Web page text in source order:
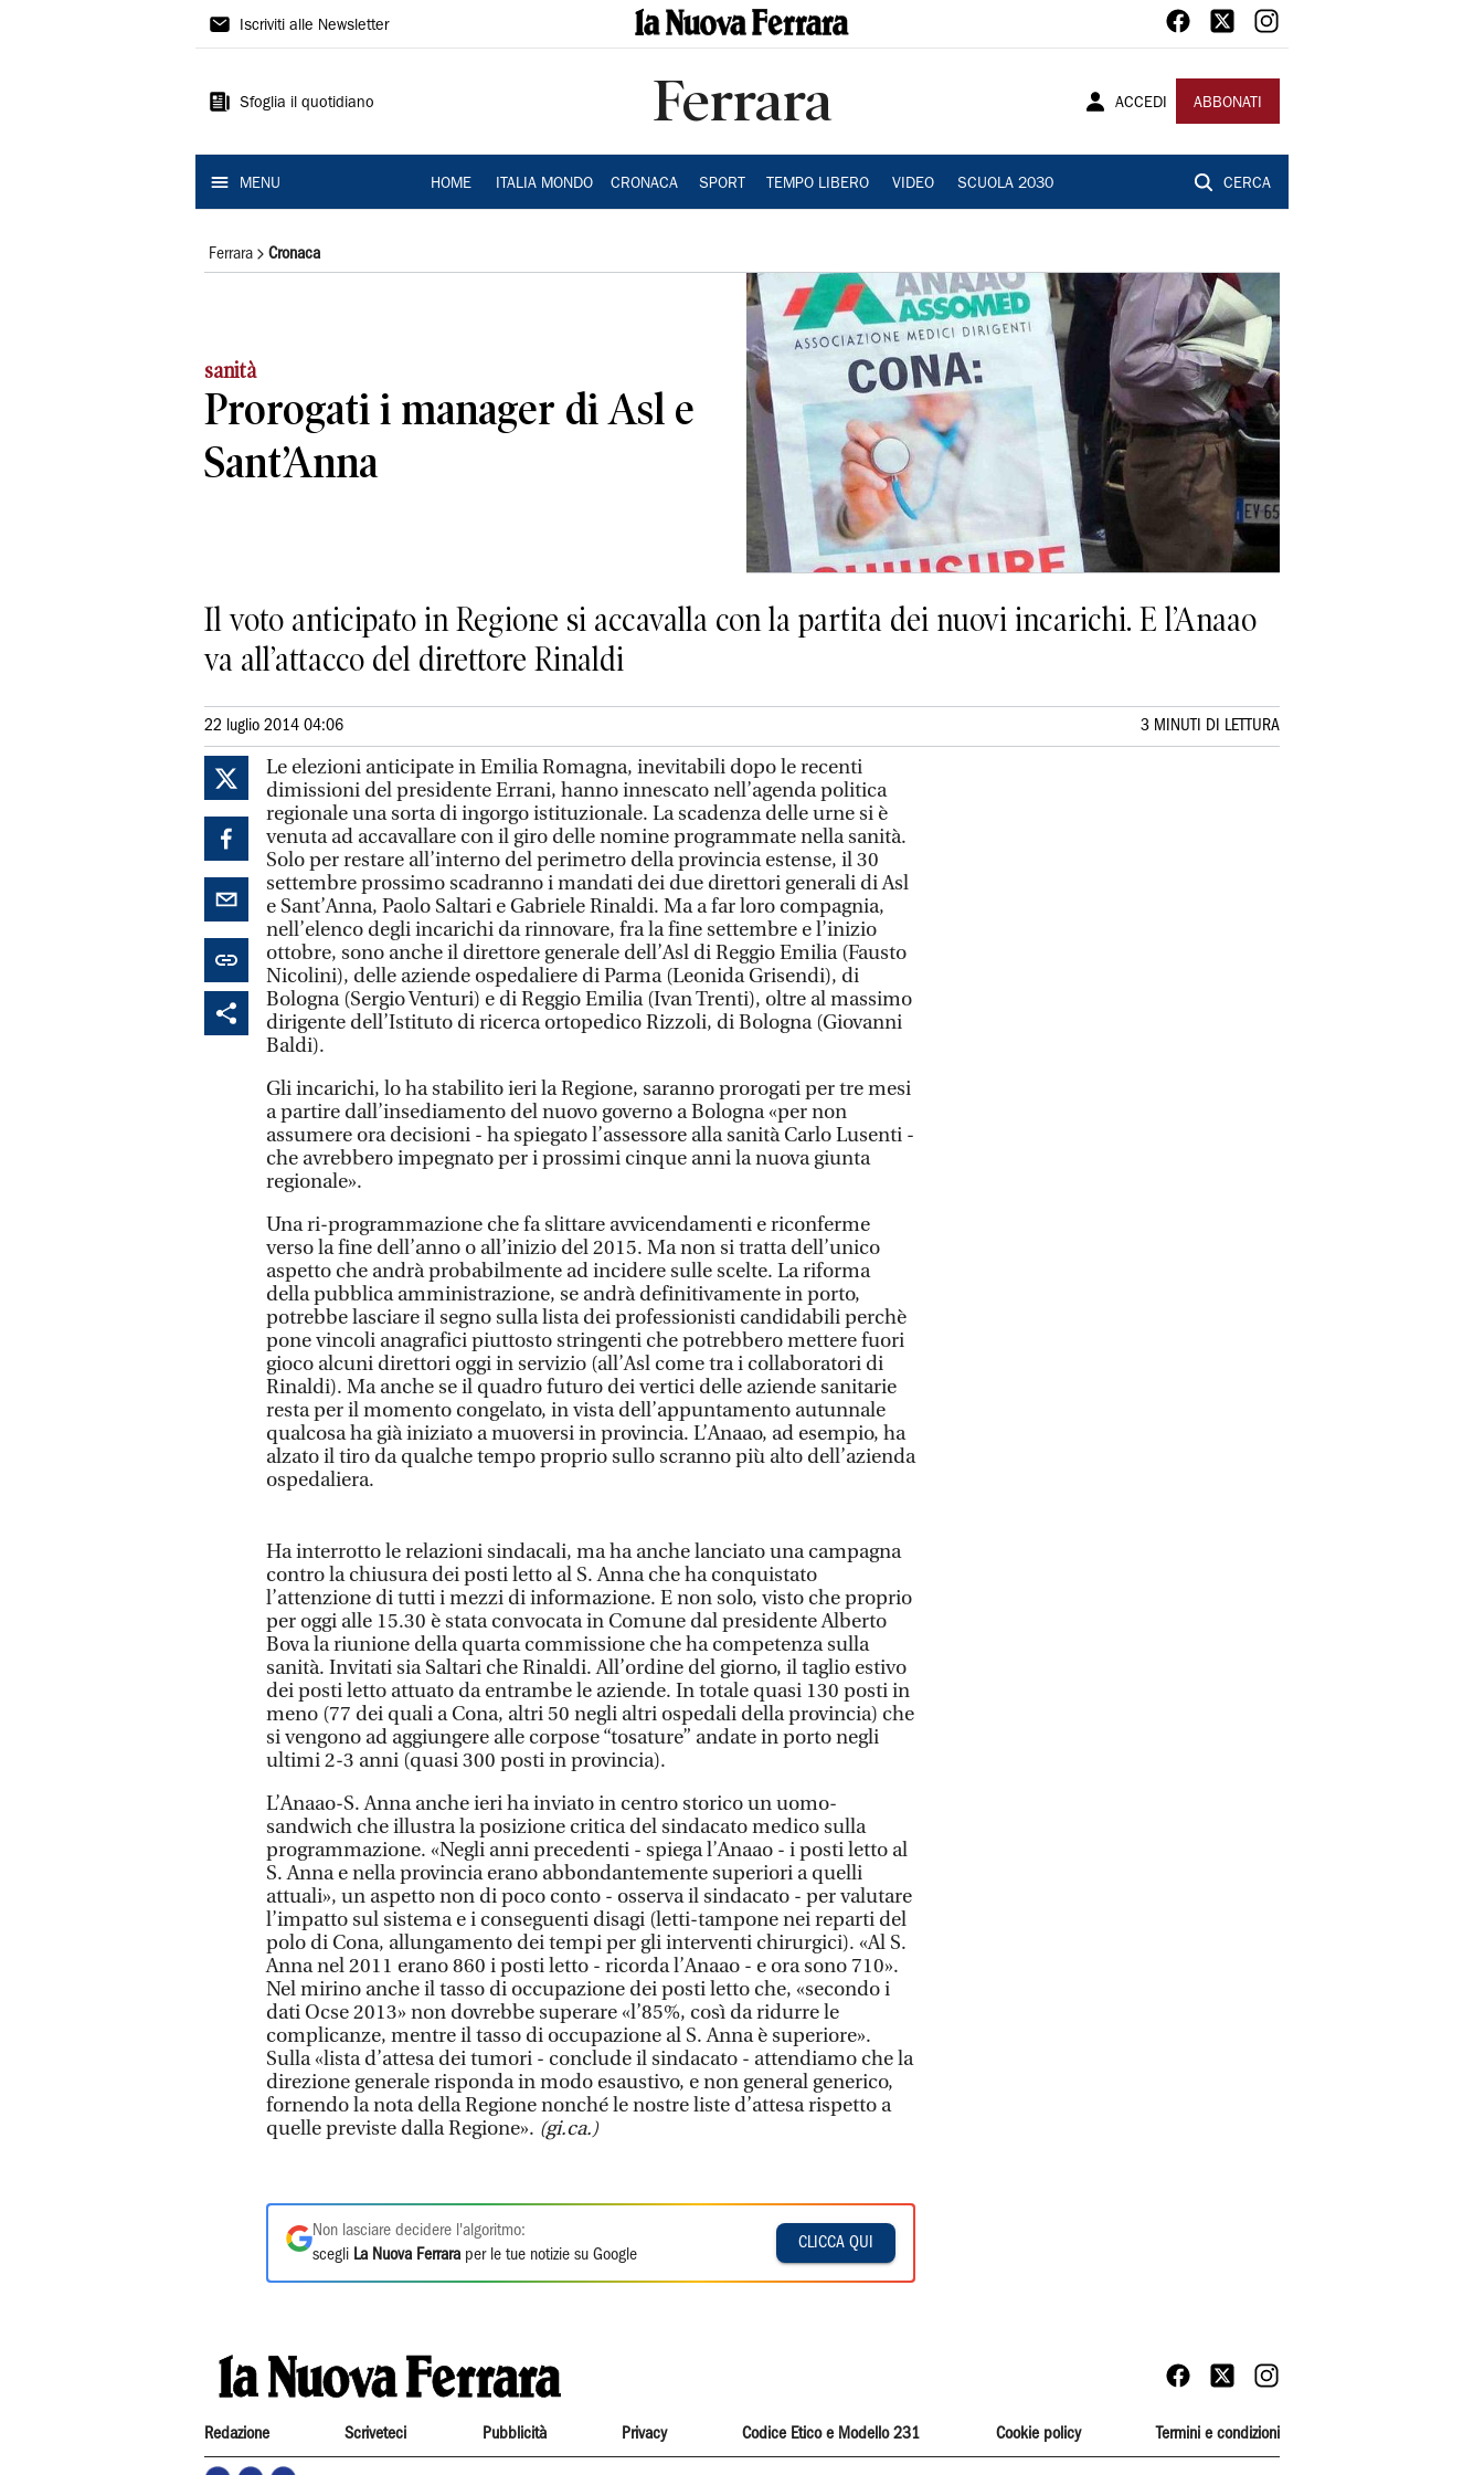
La
Ferrara
Iscriviti alle Newsletter
Sfoglia il quotidiano Ferrara ACCEDI ABBONATI
MENU HOME ITALIA MONDO CRONACA SPORT TEMPO LIBERO VIDEO SCUOLA 2030 CERCA
Ferrara Cronaca
sanità
Prorogati i manager di Asl e
Sant’Anna
Il voto anticipato in Regione si accavalla con la partita dei nuovi incarichi. E l’Anaao
va all’attacco del direttore Rinaldi
22 luglio 2014 04:06 3 MINUTI DI LETTURA
Le elezioni anticipate in Emilia Romagna, inevitabili dopo le recenti
dimissioni del presidente Errani, hanno innescato nell’agenda politica
regionale una sorta di ingorgo istituzionale. La scadenza delle urne si è
venuta ad accavallare con il giro delle nomine programmate nella sanità.
Solo per restare all’interno del perimetro della provincia estense, il 30
settembre prossimo scadranno i mandati dei due direttori generali di Asl
e Sant’Anna, Paolo Saltari e Gabriele Rinaldi. Ma a far loro compagnia,
nell’elenco degli incarichi da rinnovare, fra la fine settembre e l’inizio
ottobre, sono anche il direttore generale dell’Asl di Reggio Emilia (Fausto
Nicolini), delle aziende ospedaliere di Parma (Leonida Grisendi), di
Bologna (Sergio Venturi) e di Reggio Emilia (Ivan Trenti), oltre al massimo
dirigente dell’Istituto di ricerca ortopedico Rizzoli, di Bologna (Giovanni
Baldi).
Gli incarichi, lo ha stabilito ieri la Regione, saranno prorogati per tre mesi
a partire dall’insediamento del nuovo governo a Bologna «per non
assumere ora decisioni - ha spiegato l’assessore alla sanità Carlo Lusenti -
che avrebbero impegnato per i prossimi cinque anni la nuova giunta
regionale».
Una ri-programmazione che fa slittare avvicendamenti e riconferme
verso la fine dell’anno o all’inizio del 2015. Ma non si tratta dell’unico
aspetto che andrà probabilmente ad incidere sulle scelte. La riforma
della pubblica amministrazione, se andrà definitivamente in porto,
potrebbe lasciare il segno sulla lista dei professionisti candidabili perchè
pone vincoli anagrafici piuttosto stringenti che potrebbero mettere fuori
gioco alcuni direttori oggi in servizio (all’Asl come tra i collaboratori di
Rinaldi). Ma anche se il quadro futuro dei vertici delle aziende sanitarie
resta per il momento congelato, in vista dell’appuntamento autunnale
qualcosa ha già iniziato a muoversi in provincia. L’Anaao, ad esempio, ha
alzato il tiro da qualche tempo proprio sullo scranno più alto dell’azienda
ospedaliera.
Ha interrotto le relazioni sindacali, ma ha anche lanciato una campagna
contro la chiusura dei posti letto al S. Anna che ha conquistato
l’attenzione di tutti i mezzi di informazione. E non solo, visto che proprio
per oggi alle 15.30 è stata convocata in Comune dal presidente Alberto
Bova la riunione della quarta commissione che ha competenza sulla
sanità. Invitati sia Saltari che Rinaldi. All’ordine del giorno, il taglio estivo
dei posti letto attuato da entrambe le aziende. In totale quasi 130 posti in
meno (77 dei quali a Cona, altri 50 negli altri ospedali della provincia) che
si vengono ad aggiungere alle corpose “tosature” andate in porto negli
ultimi 2-3 anni (quasi 300 posti in provincia).
L’Anaao-S. Anna anche ieri ha inviato in centro storico un uomo-
sandwich che illustra la posizione critica del sindacato medico sulla
programmazione. «Negli anni precedenti - spiega l’Anaao - i posti letto al
S. Anna e nella provincia erano abbondantemente superiori a quelli
attuali», un aspetto non di poco conto - osserva il sindacato - per valutare
l’impatto sul sistema e i conseguenti disagi (letti-tampone nei reparti del
polo di Cona, allungamento dei tempi per gli interventi chirurgici). «Al S.
Anna nel 2011 erano 860 i posti letto - ricorda l’Anaao - e ora sono 710».
Nel mirino anche il tasso di occupazione dei posti letto che, «secondo i
dati Ocse 2013» non dovrebbe superare «l’85%, così da ridurre le
complicanze, mentre il tasso di occupazione al S. Anna è superiore».
Sulla «lista d’attesa dei tumori - conclude il sindacato - attendiamo che la
direzione generale risponda in modo esaustivo, e non general generico,
fornendo la nota della Regione nonché le nostre liste d’attesa rispetto a
quelle previste dalla Regione». (gi.ca.)
Non lasciare decidere l'algoritmo:
scegli La Nuova Ferrara per le tue notizie su Google
CLICCA QUI
Redazione Scriveteci Pubblicità Privacy Codice Etico e Modello 231 Cookie policy Termini e condizioni